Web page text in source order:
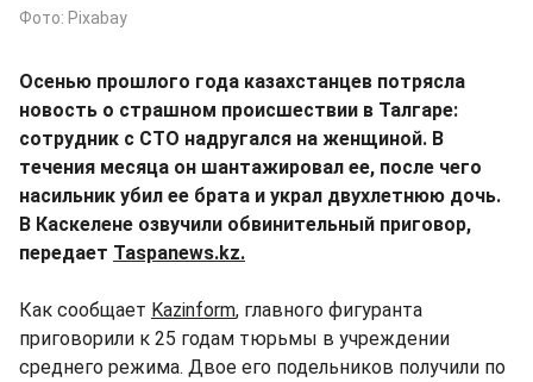
Фото: Pixabay
Осенью прошлого года казахстанцев потрясла
новость о страшном происшествии в Талгаре:
сотрудник с СТО надругался на женщиной. В
течения месяца он шантажировал ее, после чего
насильник убил ее брата и украл двухлетнюю дочь.
В Каскелене озвучили обвинительный приговор,
передает Taspanews.kz.
Как сообщает Kazinform, главного фигуранта
приговорили к 25 годам тюрьмы в учреждении
среднего режима. Двое его подельников получили по